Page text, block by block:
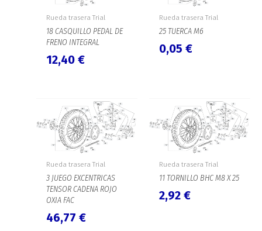
Rueda trasera Trial
18 CASQUILLO PEDAL DE
FRENO INTEGRAL
12,40 €
Rueda trasera Trial
25 TUERCA M6
0,05 €
Rueda trasera Trial
3 JUEGO EXCENTRICAS
TENSOR CADENA ROJO
OXIA FAC
46,77 €
Rueda trasera Trial
11 TORNILLO BHC M8 X 25
2,92 €